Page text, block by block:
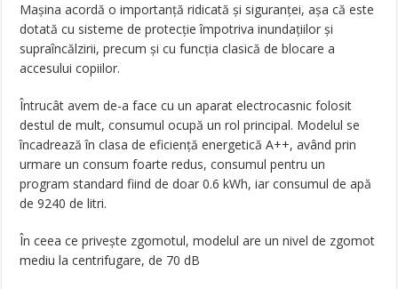
Mașina acordă o importanță ridicată și siguranței, așa că este
dotată cu sisteme de protecție împotriva inundațiilor și
supraîncălzirii, precum și cu funcția clasică de blocare a
accesului copiilor.
Întrucât avem de-a face cu un aparat electrocasnic folosit
destul de mult, consumul ocupă un rol principal. Modelul se
încadrează în clasa de eficiență energetică A++, având prin
urmare un consum foarte redus, consumul pentru un
program standard fiind de doar 0.6 kWh, iar consumul de apă
de 9240 de litri.
În ceea ce privește zgomotul, modelul are un nivel de zgomot
mediu la centrifugare, de 70 dB